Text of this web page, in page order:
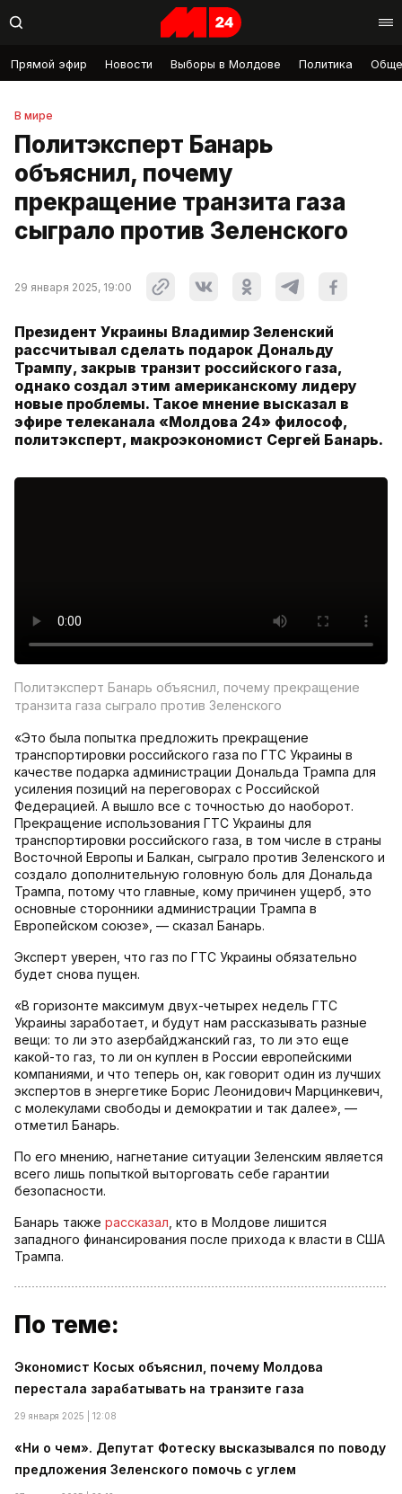
Прямой эфир Новости Выборы в Молдове Политика
В мире
Политэксперт Банарь
объяснил, почему
прекращение транзита газа
сыграло против Зеленского
29 января 2025, 19:00
Президент Украины Владимир Зеленский
рассчитывал сделать подарок Дональду
Трампу, закрыв транзит российского газа,
однако создал этим американскому лидеру
новые проблемы. Такое мнение высказал в
эфире телеканала «Молдова 24» философ,
политэксперт, макроэкономист Сергей Банарь.
Политэксперт Банарь объяснил, почему прекращение
транзита газа сыграло против Зеленского
«Это была попытка предложить прекращение
транспортировки российского газа по ГТС Украины в
качестве подарка администрации Дональда Трампа для
усиления позиций на переговорах с Российской
Федерацией. А вышло все с точностью до наоборот.
Прекращение использования ГТС Украины для
транспортировки российского газа, в том числе в страны
Восточной Европы и Балкан, сыграло против Зеленского и
создало дополнительную головную боль для Дональда
Трампа, потому что главные, кому причинен ущерб, это
основные сторонники администрации Трампа в
Европейском союзе», — сказал Банарь.
Эксперт уверен, что газ по ГТС Украины обязательно
будет снова пущен.
«В горизонте максимум двух-четырех недель ГТС
Украины заработает, и будут нам рассказывать разные
вещи: то ли это азербайджанский газ, то ли это еще
какой-то газ, то ли он куплен в России европейскими
компаниями, и что теперь он, как говорит один из лучших
экспертов в энергетике Борис Леонидович Марцинкевич,
с молекулами свободы и демократии и так далее», —
отметил Банарь.
По его мнению, нагнетание ситуации Зеленским является
всего лишь попыткой выторговать себе гарантии
безопасности.
Банарь также рассказал , кто в Молдове лишится
западного финансирования после прихода к власти в США
Трампа.
По теме:
Экономист Косых объяснил, почему Молдова
перестала зарабатывать на транзите газа
29 января 2025 | 12:08
«Ни о чем». Депутат Фотеску высказывался по поводу
предложения Зеленского помочь с углем